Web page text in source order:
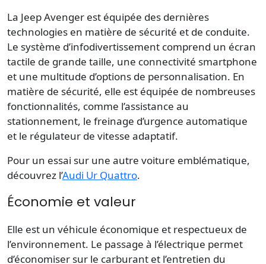
La Jeep Avenger est équipée des dernières
technologies en matière de sécurité et de conduite.
Le système d’infodivertissement comprend un écran
tactile de grande taille, une connectivité smartphone
et une multitude d’options de personnalisation. En
matière de sécurité, elle est équipée de nombreuses
fonctionnalités, comme l’assistance au
stationnement, le freinage d’urgence automatique
et le régulateur de vitesse adaptatif.
Pour un essai sur une autre voiture emblématique,
découvrez l’Audi Ur Quattro.
Économie et valeur
Elle est un véhicule économique et respectueux de
l’environnement. Le passage à l’électrique permet
d’économiser sur le carburant et l’entretien du